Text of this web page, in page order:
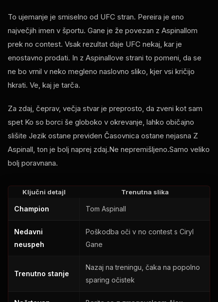
To ujemanje je smiselno od UFC stran. Pereira je eno
največjih imen v športu. Gane je že povezan z Aspinallom
prek no contest. Vsak rezultat daje UFC nekaj, kar je
enostavno prodati. In z Aspinallove strani to pomeni, da se
ne bo vrnil v neko megleno naslovno sliko, kjer vsi kričijo
hkrati. Ve, kaj je tarča.
Za zdaj, čeprav, večja stvar je preprosto, da zveni kot sam
spet Ko so borci še globoko v okrevanje, lahko običajno
slišite Jezik ostane previden Časovnica ostane nejasna Z
Aspinall, ton je bolj naprej zdaj.Ne nepremišljeno.Samo veliko
bolj poravnana.
Ključni detajl Trenutna slika
Champion Tom Aspinall
Nedavni
neuspeh
Poškodba oči v no contest s Ciryl
Gane
Trenutno stanje
Nazaj na treningu, čaka na popolno
sparing očistek